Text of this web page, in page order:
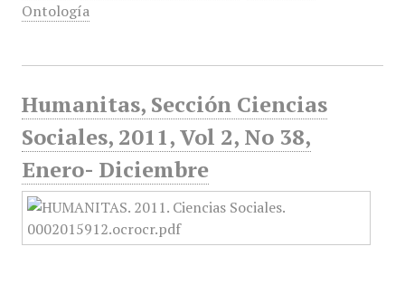
Ontología
Humanitas, Sección Ciencias
Sociales, 2011, Vol 2, No 38,
Enero- Diciembre